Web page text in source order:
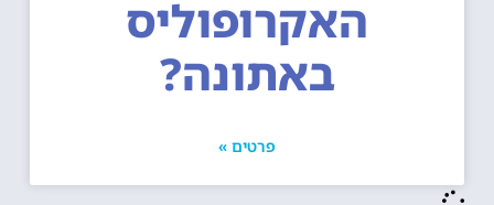
האקרופוליס
באתונה?